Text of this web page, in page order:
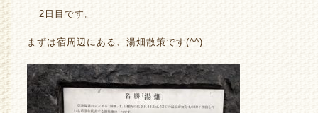
2日目です。
まずは宿周辺にある、湯畑散策です(^^)